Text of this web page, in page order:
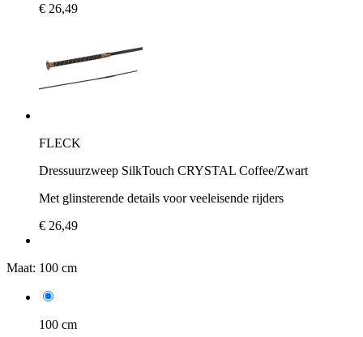
€ 26,49
FLECK
Dressuurzweep SilkTouch CRYSTAL Coffee/Zwart
Met glinsterende details voor veeleisende rijders
€ 26,49
Maat: 100 cm
100 cm